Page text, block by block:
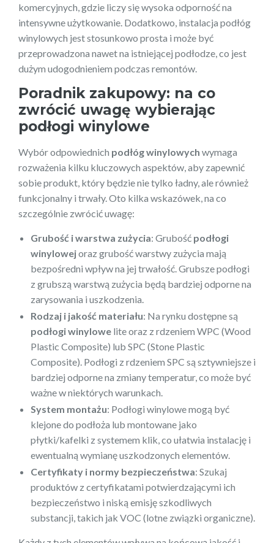
komercyjnych, gdzie liczy się wysoka odporność na
intensywne użytkowanie. Dodatkowo, instalacja podłóg
winylowych jest stosunkowo prosta i może być
przeprowadzona nawet na istniejącej podłodze, co jest
dużym udogodnieniem podczas remontów.
Poradnik zakupowy: na co
zwrócić uwagę wybierając
podłogi winylowe
Wybór odpowiednich podłóg winylowych wymaga
rozważenia kilku kluczowych aspektów, aby zapewnić
sobie produkt, który będzie nie tylko ładny, ale również
funkcjonalny i trwały. Oto kilka wskazówek, na co
szczególnie zwrócić uwagę:
Grubość i warstwa zużycia: Grubość podłogi
winylowejoraz grubość warstwy zużycia mają
bezpośredni wpływ na jej trwałość. Grubsze podłogi
z grubszą warstwą zużycia będą bardziej odporne na
zarysowania i uszkodzenia.
Rodzaj i jakość materiału: Na rynku dostępne są
podłogi winylowe lite oraz z rdzeniem WPC (Wood
Plastic Composite) lub SPC (Stone Plastic
Composite). Podłogi z rdzeniem SPC są sztywniejsze i
bardziej odporne na zmiany temperatur, co może być
ważne w niektórych warunkach.
System montażu: Podłogi winylowe mogą być
klejone do podłoża lub montowane jako
płytki/kafelki z systemem klik, co ułatwia instalację i
ewentualną wymianę uszkodzonych elementów.
Certyfikaty i normy bezpieczeństwa: Szukaj
produktów z certyfikatami potwierdzającymi ich
bezpieczeństwo i niską emisję szkodliwych
substancji, takich jak VOC (lotne związki organiczne).